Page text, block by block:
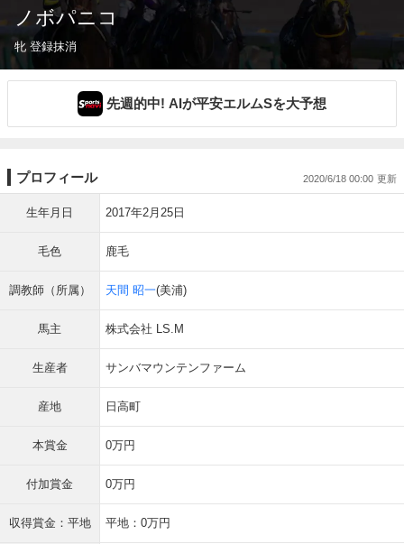
ノボパニコ
牝 登録抹消
先週的中! AIが平安エルムSを大予想
プロフィール 2020/6/18 00:00
生年月日 2017年2月25日
毛色 鹿毛
調教師（所属） 天間 昭一(美浦)
馬主 株式会社 LS.M
生産者 サンバマウンテンファーム
産地 日高町
本賞金 0万円
付加賞金 0万円
収得賞金：平地 平地：0万円